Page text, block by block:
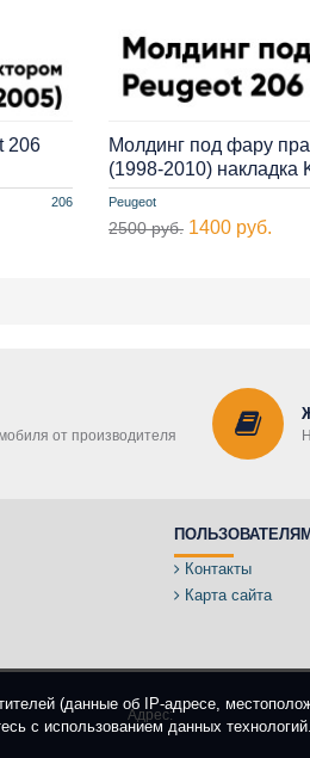
206
206
Peugeot
Молдинг под фару
(1998-2010) накладка
2500 руб. 1400 руб.
от производителя
ПОЛЬЗОВАТЕЛЯМ
Контакты
Карта сайта
Адрес:
(данные об IP-адресе,
с использованием данных технологий.